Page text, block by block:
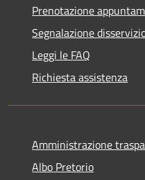
Prenotazione
Segnalazione
Leggi le FAQ
Richiesta assistenza
Amministrazione
Albo Pretorio